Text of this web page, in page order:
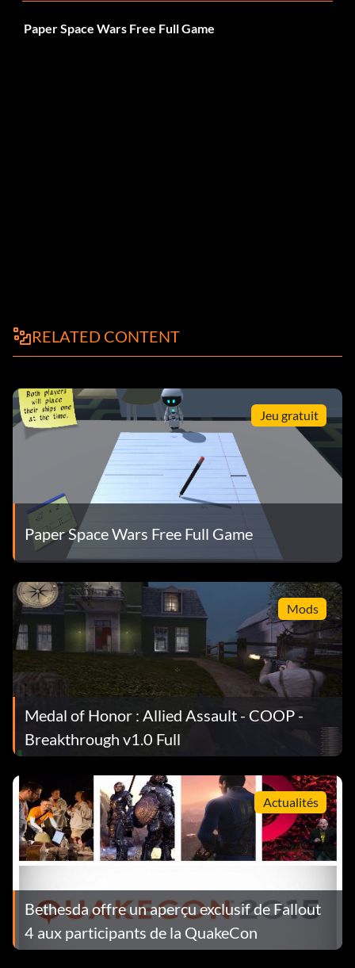
Paper Space Wars Free Full Game
RELATED CONTENT
Jeu gratuit
Paper Space Wars Free Full Game
Mods
Medal of Honor : Allied Assault - COOP -
Breakthrough v1.0 Full
Actualités
Bethesda offre un aperçu exclusif de Fallout
4 aux participants de la QuakeCon